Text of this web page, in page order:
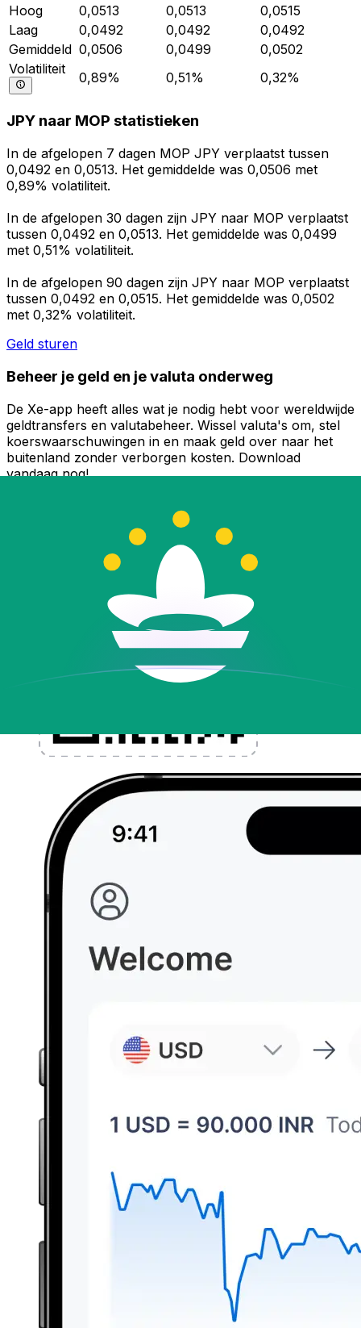
Hoog
0,0513 0,0513
0,0515
Laag
0,0492 0,0492
0,0492
Gemiddeld 0,0506 0,0499
0,0502
Volatiliteit
0,89% 0,51% 0,32%
JPY naar MOP statistieken
In de afgelopen 7 dagen MOP JPY verplaatst tussen
0,0492 en 0,0513. Het gemiddelde was 0,0506 met
0,89% volatiliteit.
In de afgelopen 30 dagen zijn JPY naar MOP verplaatst
tussen 0,0492 en 0,0513. Het gemiddelde was 0,0499
met 0,51% volatiliteit.
In de afgelopen 90 dagen zijn JPY naar MOP verplaatst
tussen 0,0492 en 0,0515. Het gemiddelde was 0,0502
met 0,32% volatiliteit.
Geld sturen
Beheer je geld en je valuta onderweg
De Xe-app heeft alles wat je nodig hebt voor wereldwijde
geldtransfers en valutabeheer. Wissel valuta's om, stel
koerswaarschuwingen in en maak geld over naar het
buitenland zonder verborgen kosten. Download
vandaag nog!